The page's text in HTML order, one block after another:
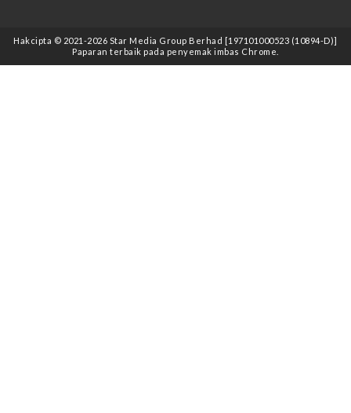
Hakcipta © 2021 -2026 Star Media Group Berhad [197101000523 (10894-D)]
Paparan terbaik pada penyemak imbas Chrome.